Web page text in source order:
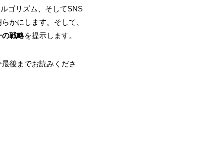
ゴリズム、そしてSNS
かにします。そして、
の戦略を提示します。
後までお読みくださ